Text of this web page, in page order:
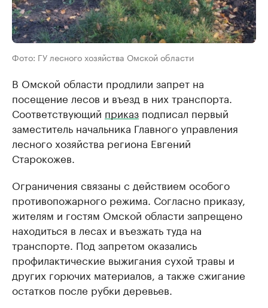
Фото: ГУ лесного хозяйства Омской области
В Омской области продлили запрет на
посещение лесов и въезд в них транспорта.
Соответствующий приказ подписал первый
заместитель начальника Главного управления
лесного хозяйства региона Евгений
Старокожев.
Ограничения связаны с действием особого
противопожарного режима. Согласно приказу,
жителям и гостям Омской области запрещено
находиться в лесах и въезжать туда на
транспорте. Под запретом оказались
профилактические выжигания сухой травы и
других горючих материалов, а также сжигание
остатков после рубки деревьев.